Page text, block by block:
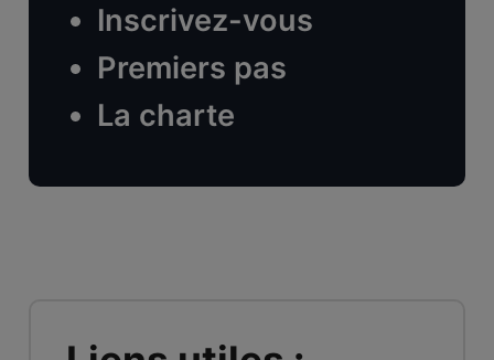
Inscrivez-vous
Premiers pas
La charte